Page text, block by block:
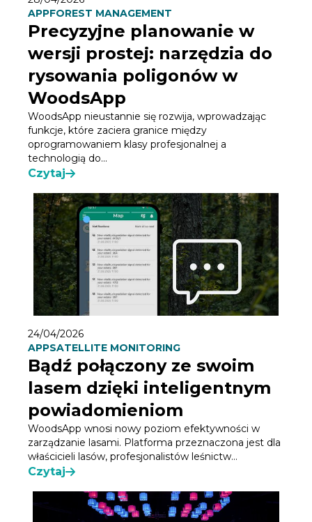
APPFOREST MANAGEMENT
Precyzyjne planowanie w
wersji prostej: narzędzia do
rysowania poligonów w
WoodsApp
WoodsApp nieustannie się rozwija, wprowadzając
funkcje, które zaciera granice między
oprogramowaniem klasy profesjonalnej a
technologią do...
Czytaj
24/04/2026
APPSATELLITE MONITORING
Bądź połączony ze swoim
lasem dzięki inteligentnym
powiadomieniom
WoodsApp wnosi nowy poziom efektywności w
zarządzanie lasami. Platforma przeznaczona jest dla
właścicieli lasów, profesjonalistów leśnictw...
Czytaj